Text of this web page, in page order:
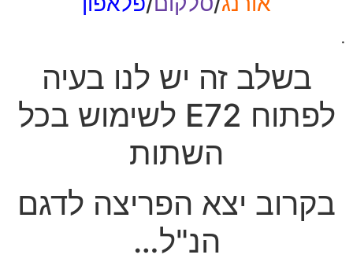
.
בשלב זה יש לנו בעיה
לפתוח E72 לשימוש בכל
השתות
בקרוב יצא הפריצה לדגם
הנ"ל…